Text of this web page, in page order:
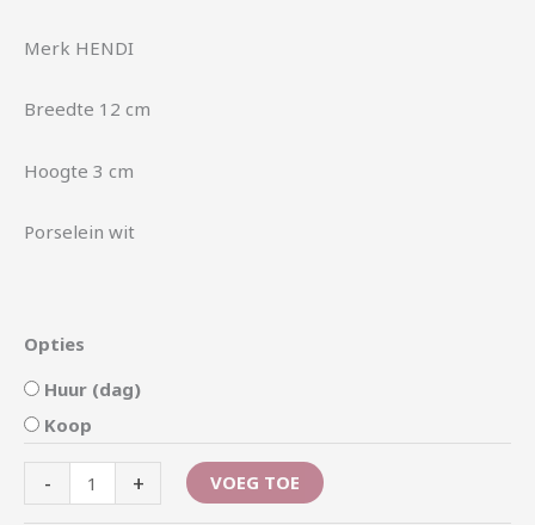
Merk HENDI
Breedte 12 cm
Hoogte 3 cm
Porselein wit
Opties
Huur (dag)
Koop
- + VOEG TOE